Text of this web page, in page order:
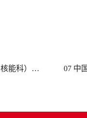
07 中国核建中核华兴核电钢管部白龙、招远、廉江、滨江基地核电项目加热装置、控制柜等设备常规采购采购